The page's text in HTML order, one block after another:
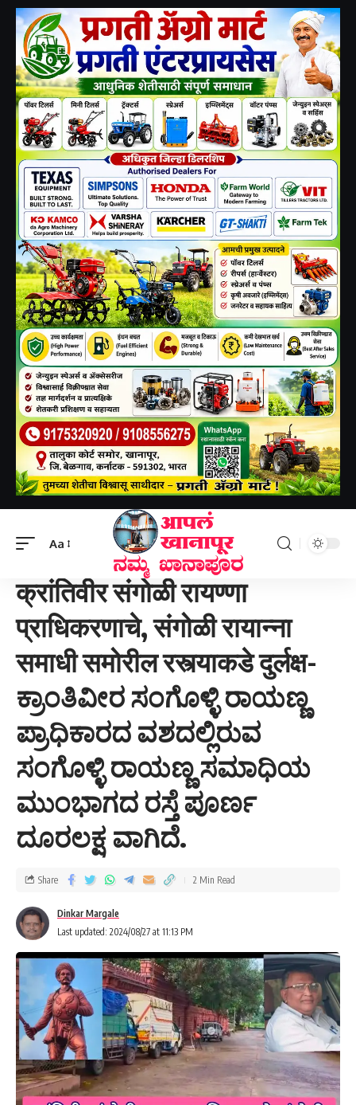
Aa
खानापूर तालुका>क्रांतिवीर संगोळी रायण्णा प्राधिकरणाचे, संगोळी रायान्ना समाधी समोरील रस्त्याकडे दुर्लक्ष-ಕ್ರಾಂತಿವೀರ ಸಂಗೊಳ್ಳಿ ರಾಯಣ್ಣ ಪ್ರಾಧಿಕಾರದ ವಶದಲ್ಲಿರುವ ಸಂಗೊಳ್ಳಿ ರಾಯಣ್ಣ ಸಮಾಧಿಯ ಮುಂಭಾಗದ ರಸ್ತೆ ಪೂರ್ಣ ದೂರಲಕ್ಷ ವಾಗಿದೆ.
क्रांतिवीर संगोळी रायण्णा
प्राधिकरणाचे, संगोळी रायान्ना
समाधी समोरील रस्त्याकडे दुर्लक्ष-
ಕ್ರಾಂತಿವೀರ ಸಂಗೊಳ್ಳಿ ರಾಯಣ್ಣ
ಪ್ರಾಧಿಕಾರದ ವಶದಲ್ಲಿರುವ
ಸಂಗೊಳ್ಳಿ ರಾಯಣ್ಣ ಸಮಾಧಿಯ
ಮುಂಭಾಗದ ರಸ್ತೆ ಪೂರ್ಣ
ದೂರಲಕ್ಷ ವಾಗಿದೆ.
Last updated: 2024/08/27 at 11:13 PM
Dinkar Margale
Share 2 Min Read